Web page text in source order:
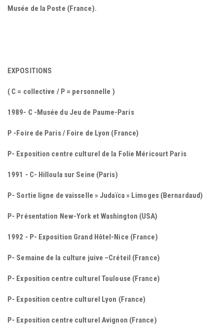
Musée de la Poste (France).
EXPOSITIONS
( C = collective / P = personnelle )
1989- C -Musée du Jeu de Paume-Paris
P -Foire de Paris / Foire de Lyon (France)
P- Exposition centre culturel de la Folie Méricourt Paris
1991 - C- Hilloula sur Seine (Paris)
P- Sortie ligne de vaisselle » Judaïca » Limoges (Bernardaud)
P- Présentation New-York et Washington (USA)
1992 - P- Exposition Grand Hôtel-Nice (France)
P- Semaine de la culture juive –Créteil (France)
P- Exposition centre culturel Toulouse (France)
P- Exposition centre culturel Lyon (France)
P- Exposition centre culturel Avignon (France)